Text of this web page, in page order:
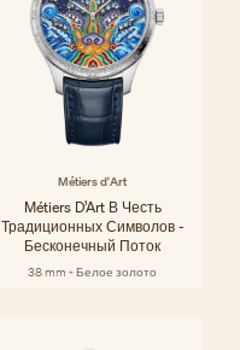
Métiers d'Art
Métiers D’Art В Честь
Традиционных Символов -
Бесконечный Поток
38 mm - Белое золото